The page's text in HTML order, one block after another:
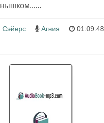
Сэйерс Агния 01:09:48